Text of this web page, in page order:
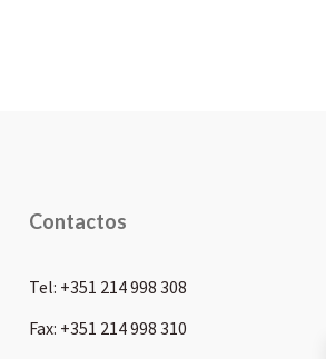
Contactos
Tel: +351 214 998 308
Fax: +351 214 998 310